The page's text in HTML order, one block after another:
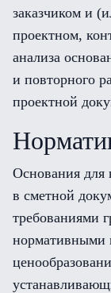
заказчиком и
проектном,
анализа
и повторного
проектной
Основания для
в сметной
требованиями
нормативными